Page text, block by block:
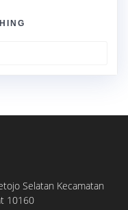
Selatan Kecamatan
10160